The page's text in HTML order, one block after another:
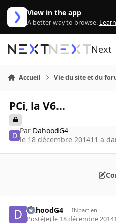
Aller au contenu
View in the app
A better way to browse.
Next
Accueil Vie du site et du
PCi, la V6...
Par DahoodG4
le 18 décembre 201411 a
DahoodG4 INpactien
Posté(e) le 18 décembre 2014